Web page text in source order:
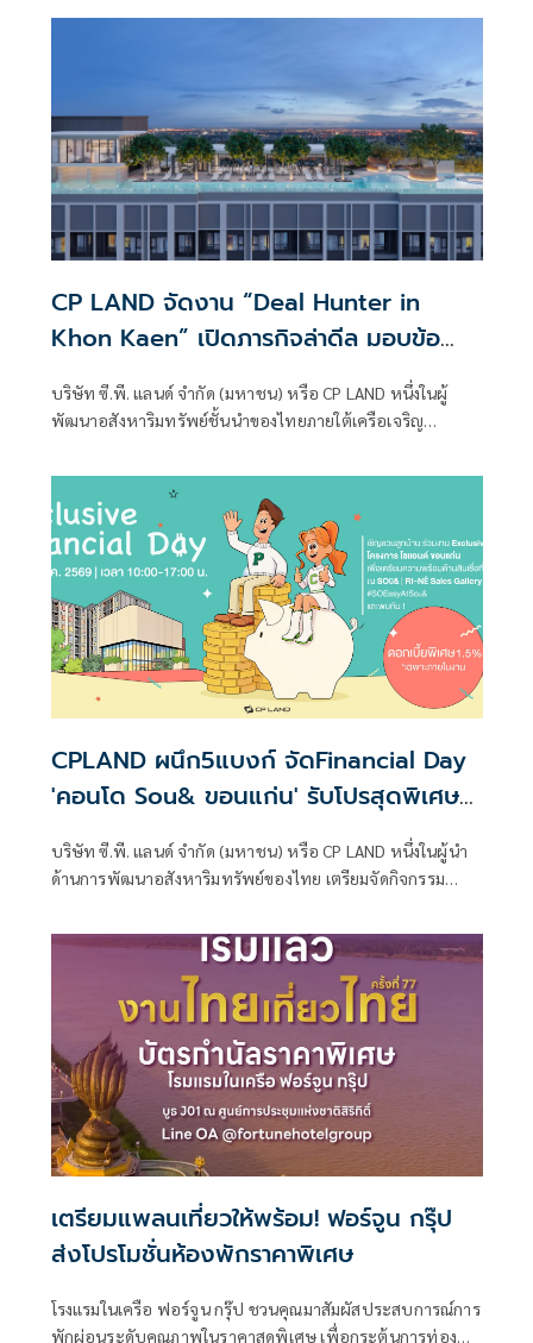
Guest Tech แนวคิดการออกแบบประสบการณ์การเข้าพักที่
CP LAND จัดงาน “Deal Hunter in
Khon Kaen” เปิดภารกิจล่าดีล มอบข้อ
เสนอสุดพิเศษจากโครงการคอนโด รีเน่-โซ
แอนด์ ขอนแก่น 1-7 มิ.ย.นี้ ที่เซ็นทรัล
บริษัท ซี.พี. แลนด์ จำกัด (มหาชน) หรือ CP LAND หนึ่งในผู้
พัฒนาอสังหาริมทรัพย์ชั้นนำของไทยภายใต้เครือเจริญ
ขอนแก่น ร่วม “CP LAND Deal Hunter ภารกิจล่าดีลคอนโด RI-
NÉ และ SOū&” ที่บูธกิจกรรม ชั้น G ศูนย์การค้าเซ็นทรัล
ขอนแก่น แคมปัส ตั้งแต่ วันนี้ –7 มิถุนายน 2569 พร้อม
โปรโมชัน “จองปุ๊บ ช็อปเลย”
CPLAND ผนึก5แบงก์ จัดFinancial Day
'คอนโด Sou& ขอนแก่น' รับโปรสุดพิเศษ
บริษัท ซี.พี. แลนด์ จำกัด (มหาชน) หรือ CP LAND หนึ่งในผู้นำ
ด้านการพัฒนาอสังหาริมทรัพย์ของไทย เตรียมจัดกิจกรรม
Khon Kaen (โซแอนด์ ขอนแก่น) คอนโดมิเนียมใจกลางขอนแก่น
ที่ออกแบบมาเพื่อคนรุ่นใหม่ที่มองหาพื้นที่ใช้ชีวิตในแบบของ
เตรียมแพลนเที่ยวให้พร้อม! ฟอร์จูน กรุ๊ป
ส่งโปรโมชั่นห้องพักราคาพิเศษ
โรงแรมในเครือ ฟอร์จูน กรุ๊ป ชวนคุณมาสัมผัสประสบการณ์การ
พักผ่อนระดับคุณภาพในราคาสุดพิเศษ เพื่อกระตุ้นการท่อง